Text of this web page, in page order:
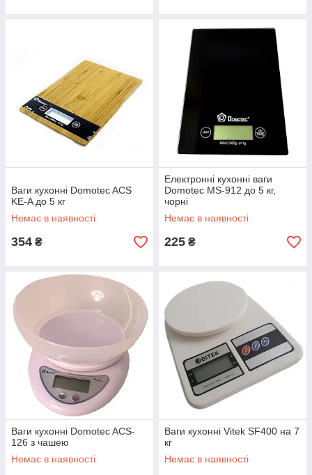
Ваги кухонні Domotec ACS
KE-A до 5 кг
Немає в наявності
354 ₴
Електронні кухонні ваги
Domotec MS-912 до 5 кг,
чорні
Немає в наявності
225 ₴
Ваги кухонні Domotec ACS-
126 з чашею
Немає в наявності
Ваги кухонні Vitek SF400 на 7
кг
Немає в наявності